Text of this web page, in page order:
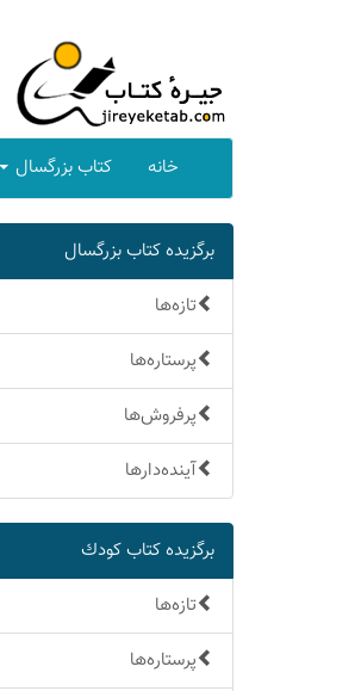
خانه كتاب بزرگسال
برگزیده كتاب بزرگسال
تازه‌ها
پرستاره‌ها
پرفروش‌ها
آینده‌دارها
برگزیده كتاب كودك
تازه‌ها
پرستاره‌ها